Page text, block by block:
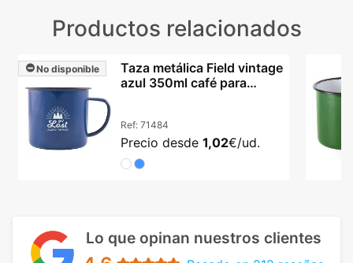
Productos relacionados
No disponible
Taza metálica Field vintage
azul 350ml café para
Ref: 71484
Precio desde 1,02€/ud.
Lo que opinan nuestros clientes